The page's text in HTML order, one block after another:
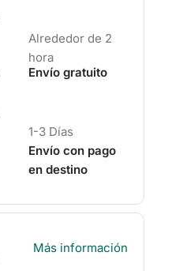
Alrededor de 2
hora
Envío gratuito
1-3 Días
Envío con pago
en destino
Más información